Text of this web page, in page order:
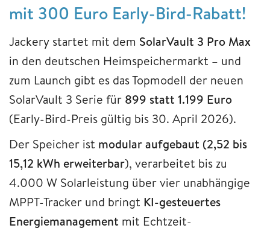
mit 300 Euro Early-Bird-Rabatt!
Jackery startet mit dem SolarVault 3 Pro Max
in den deutschen Heimspeichermarkt – und
zum Launch gibt es das Topmodell der neuen
SolarVault 3 Serie für 899 statt 1.199 Euro
(Early-Bird-Preis gültig bis 30. April 2026).
Der Speicher ist modular aufgebaut (2,52 bis
15,12 kWh erweiterbar), verarbeitet bis zu
4.000 W Solarleistung über vier unabhängige
MPPT-Tracker und bringt KI-gesteuertes
Energiemanagement mit Echtzeit-